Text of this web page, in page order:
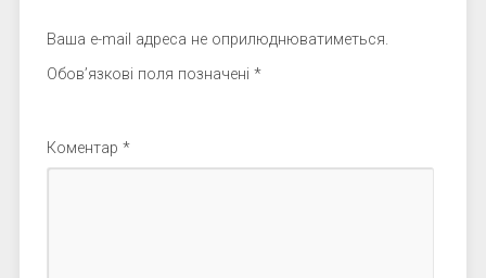
Ваша e-mail адреса не оприлюднюватиметься.
Обов’язкові поля позначені *
Коментар *